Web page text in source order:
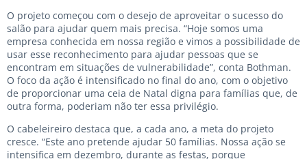
O projeto começou com o desejo de aproveitar o sucesso do
salão para ajudar quem mais precisa. “Hoje somos uma
empresa conhecida em nossa região e vimos a possibilidade de
usar esse reconhecimento para ajudar pessoas que se
encontram em situações de vulnerabilidade”, conta Bothman.
O foco da ação é intensificado no final do ano, com o objetivo
de proporcionar uma ceia de Natal digna para famílias que, de
outra forma, poderiam não ter essa privilégio.
O cabeleireiro destaca que, a cada ano, a meta do projeto
cresce. “Este ano pretende ajudar 50 famílias. Nossa ação se
intensifica em dezembro, durante as festas, porque